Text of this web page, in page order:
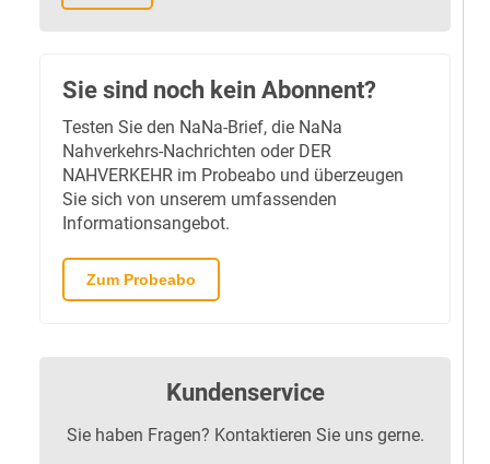
Sie sind noch kein Abonnent?
Testen Sie den NaNa-Brief, die NaNa
Nahverkehrs-Nachrichten oder DER
NAHVERKEHR im Probeabo und überzeugen
Sie sich von unserem umfassenden
Informationsangebot.
Zum Probeabo
Kundenservice
Sie haben Fragen? Kontaktieren Sie uns gerne.